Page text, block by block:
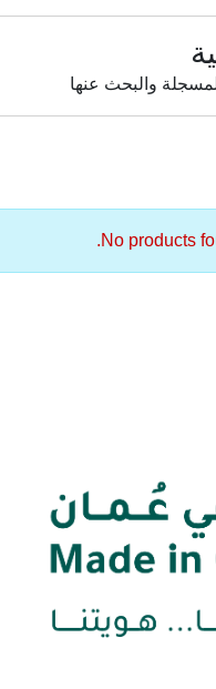
والبحث عنها
No products